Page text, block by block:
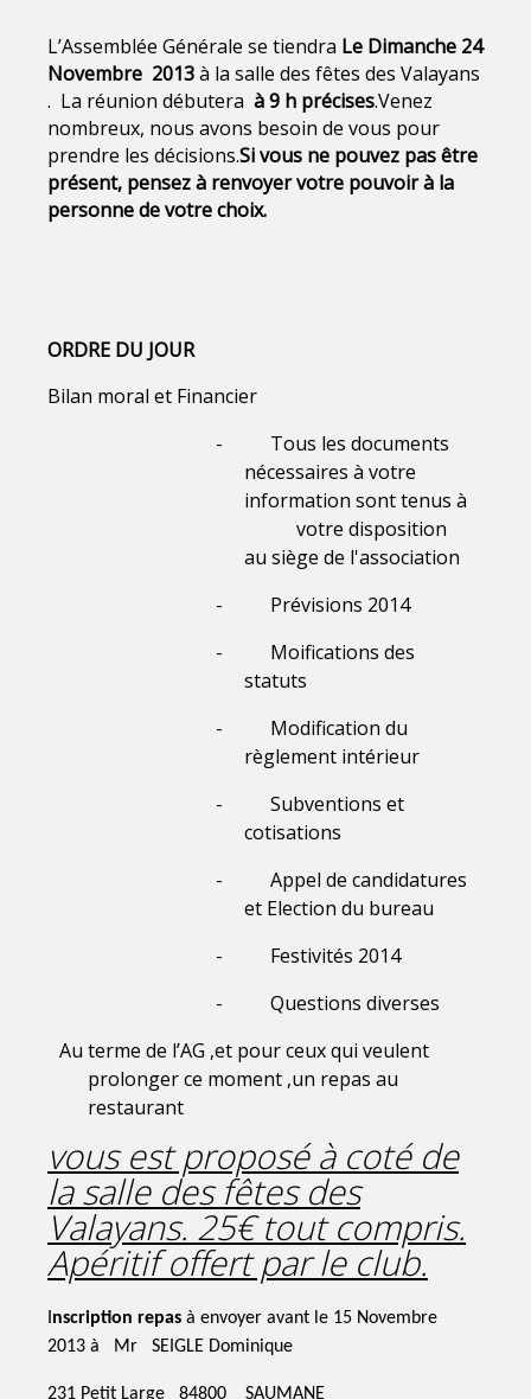
L’Assemblée Générale se tiendra Le Dimanche 24
Novembre 2013à la salle des fêtes des Valayans
. La réunion débutera à 9 h précises.Venez
nombreux, nous avons besoin de vous pour
prendre les décisions.Si vous ne pouvez pas être
présent, pensezà renvoyer votre pouvoir à la
personne de votre choix.
ORDRE DU JOUR
Bilan moral et Financier
-
Tous les documents
nécessaires à votre
information sont tenus à
votre disposition
au siège de l'association
-
Prévisions 2014
-
Moifications des
statuts
-
Modification du
règlement intérieur
-
Subventions et
cotisations
-
Appel de candidatures
et Election du bureau
-
Festivités 2014
-
Questions diverses
Au terme de l’AG ,et pour ceux qui veulent
prolonger ce moment ,un repas au
restaurant
vous est proposé à coté de
la salle des fêtes des
Valayans. 25€ tout compris.
Apéritif offert par le club.
nscription repas à envoyer avant le 15 Novembre
2013 à Mr SEIGLE Dominique
231 Petit Large 84800 SAUMANE